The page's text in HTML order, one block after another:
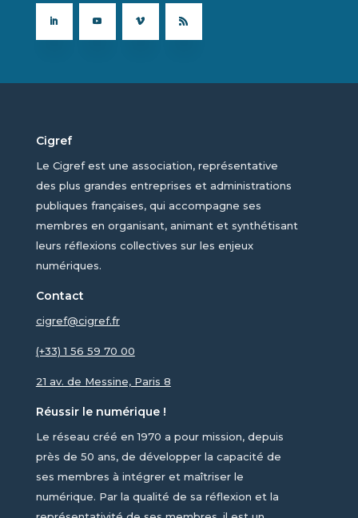
Cigref
Le Cigref est une association, représentative
des plus grandes entreprises et administrations
publiques françaises, qui accompagne ses
membres en organisant, animant et synthétisant
leurs réflexions collectives sur les enjeux
numériques.
Contact
cigref@cigref.fr
(+33) 1 56 59 70 00
21 av. de Messine, Paris 8
Réussir le numérique !
Le réseau créé en 1970 a pour mission, depuis
près de 50 ans, de développer la capacité de
ses membres à intégrer et maîtriser le
numérique. Par la qualité de sa réflexion et la